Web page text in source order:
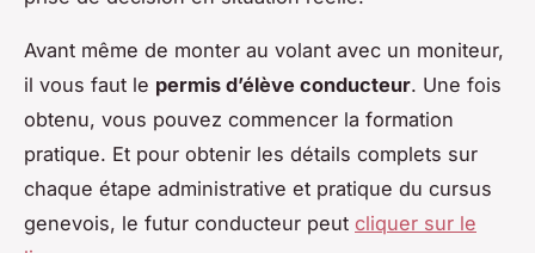
Avant même de monter au volant avec un moniteur,
il vous faut le permis d’élève conducteur. Une fois
obtenu, vous pouvez commencer la formation
pratique. Et pour obtenir les détails complets sur
chaque étape administrative et pratique du cursus
genevois, le futur conducteur peut cliquer sur le